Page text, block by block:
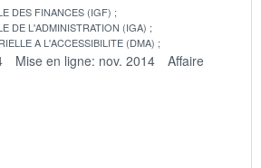
DES FINANCES (IGF)
DE L'ADMINISTRATION (IGA)
A L'ACCESSIBILITE (DMA)
Mise en ligne: nov. 2014
Affaire